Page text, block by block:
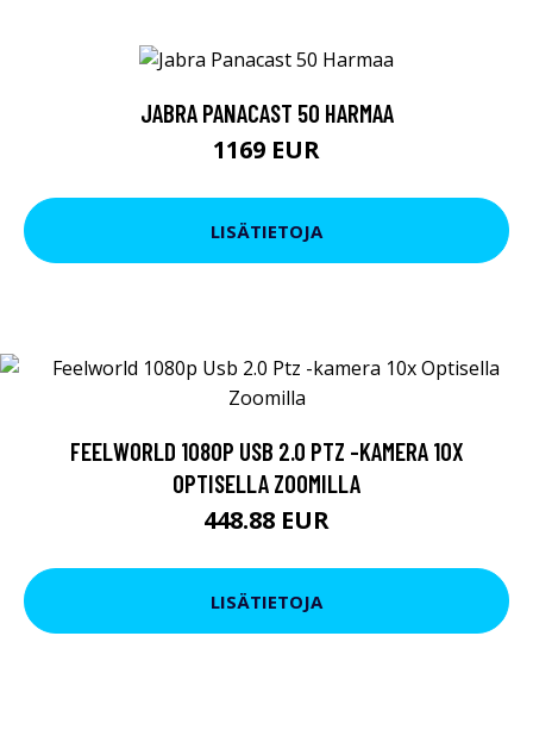
JABRA PANACAST 50 HARMAA
1169 EUR
LISÄTIETOJA
FEELWORLD 1080P USB 2.0 PTZ -KAMERA 10X
OPTISELLA ZOOMILLA
448.88 EUR
LISÄTIETOJA